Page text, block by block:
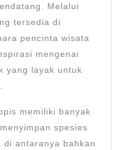
Melalui
tersedia di
pencinta wisata
mengenai
yang layak untuk
memiliki banyak
spesies
di antaranya bahkan